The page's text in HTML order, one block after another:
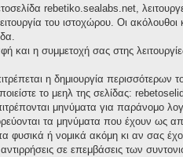
rebetiko.sealabs.net,
του ιστοχώρου. Οι
και η συμμετοχή σας στης
η δημιουργία
το μεηλ της σελίδας:
μηνύματα για παράνομο
τα μηνύματα που έχουν ως
φυσικά ή νομικά ακόμη κι αν σας
σε επεμβάσεις των